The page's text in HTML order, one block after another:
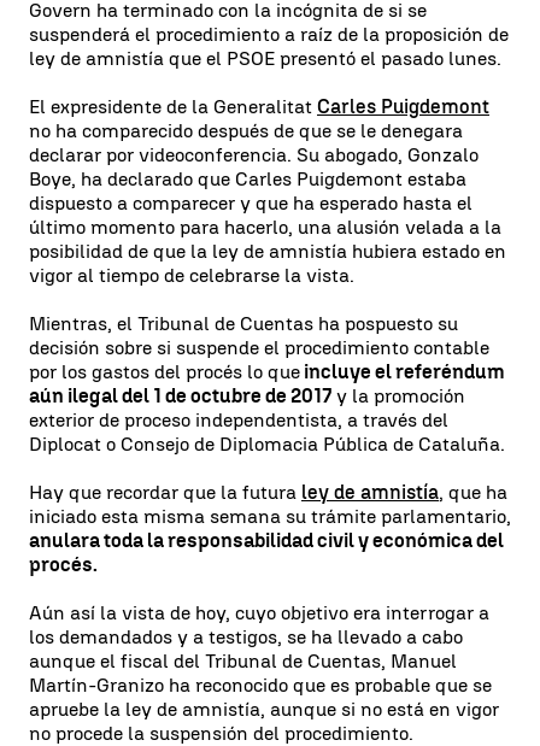
Govern ha terminado con la incógnita de si se
suspenderá el procedimiento a raíz de la proposición de
ley de amnistía que el PSOE presentó el pasado lunes.
El expresidente de la Generalitat Carles Puigdemont
no ha comparecido después de que se le denegara
declarar por videoconferencia. Su abogado, Gonzalo
Boye, ha declarado que Carles Puigdemont estaba
dispuesto a comparecer y que ha esperado hasta el
último momento para hacerlo, una alusión velada a la
posibilidad de que la ley de amnistía hubiera estado en
vigor al tiempo de celebrarse la vista.
Mientras, el Tribunal de Cuentas ha pospuesto su
decisión sobre si suspende el procedimiento contable
por los gastos del procés lo que incluye el referéndum
aún ilegal del 1 de octubre de 2017 y la promoción
exterior de proceso independentista, a través del
Diplocat o Consejo de Diplomacia Pública de Cataluña.
Hay que recordar que la futura ley de amnistía, que ha
iniciado esta misma semana su trámite parlamentario,
anulara toda la responsabilidad civil y económica del
procés.
Aún así la vista de hoy, cuyo objetivo era interrogar a
los demandados y a testigos, se ha llevado a cabo
aunque el fiscal del Tribunal de Cuentas, Manuel
Martín-Granizo ha reconocido que es probable que se
apruebe la ley de amnistía, aunque si no está en vigor
no procede la suspensión del procedimiento.